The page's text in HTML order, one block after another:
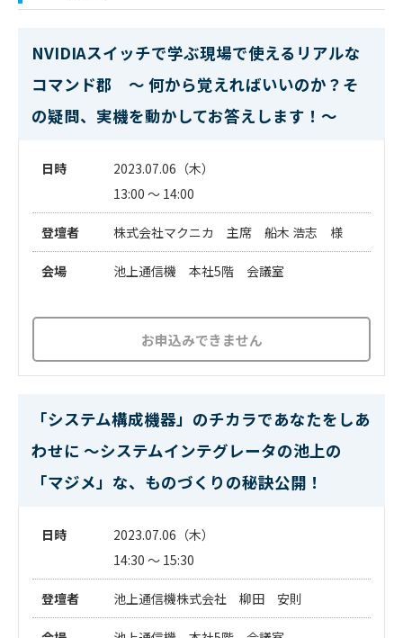
NVIDIAスイッチで学ぶ現場で使えるリアルな
コマンド郡 ～ 何から覚えればいいのか？そ
の疑問、実機を動かしてお答えします！～
日時
2023.07.06（木）
13:00 ～ 14:00
登壇者 株式会社マクニカ 主席 船木 浩志 様
会場 池上通信機 本社5階 会議室
お申込みできません
「システム構成機器」のチカラであなたをしあ
わせに ～システムインテグレータの池上の
「マジメ」な、ものづくりの秘訣公開！
日時
2023.07.06（木）
14:30 ～ 15:30
登壇者 池上通信機株式会社 柳田 安則